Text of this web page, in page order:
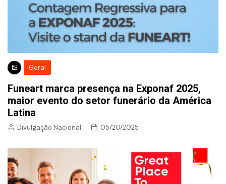
Geral
Funeart marca presença na Exponaf 2025,
maior evento do setor funerário da América
Latina
Divulgação Nacional 05/20/2025